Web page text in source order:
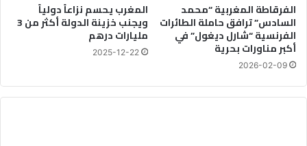
الفرقاطة المغربية “محمد
السادس” ترافق حاملة الطائرات
الفرنسية “شارل ديغول” في
أكبر مناورات بحرية
2026-02-09
المغرب يحسم نزاعاً دولياً
ويجنب خزينة الدولة أكثر من 3
مليارات درهم
2025-12-22